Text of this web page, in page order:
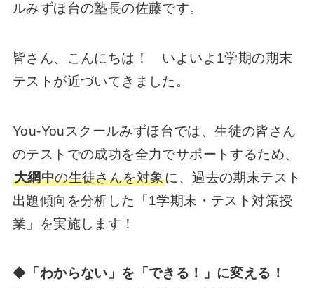
ルみずほ台の塾長の佐藤です。
皆さん、こんにちは！ いよいよ1学期の期末
テストが近づいてきました。
You-Youスクールみずほ台では、生徒の皆さん
のテストでの成功を全力でサポートするため、
大網中の生徒さんを対象に、過去の期末テスト
出題傾向を分析した「1学期末・テスト対策授
業」を実施します！
◆ 「わからない」を「できる！」に変える！